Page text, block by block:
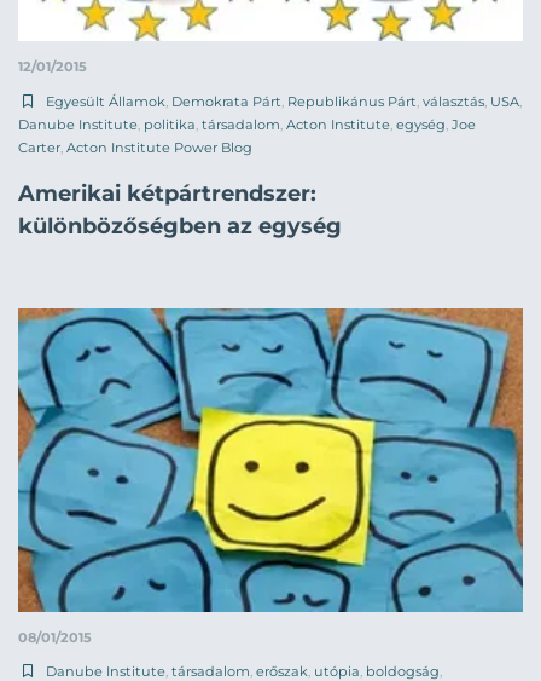
12/01/2015
Egyesült Államok Demokrata Párt Republikánus Párt választás USA
Danube Institute politika társadalom Acton Institute egység Joe
Carter Acton Institute Power Blog
Amerikai kétpártrendszer:
különbözőségben az egység
08/01/2015
Danube Institute társadalom erőszak utópia boldogság